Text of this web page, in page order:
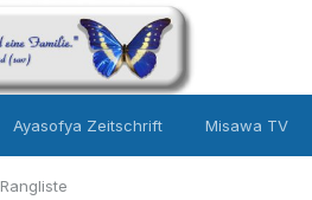
Rangliste
Ayasofya Zeitschrift Misawa TV